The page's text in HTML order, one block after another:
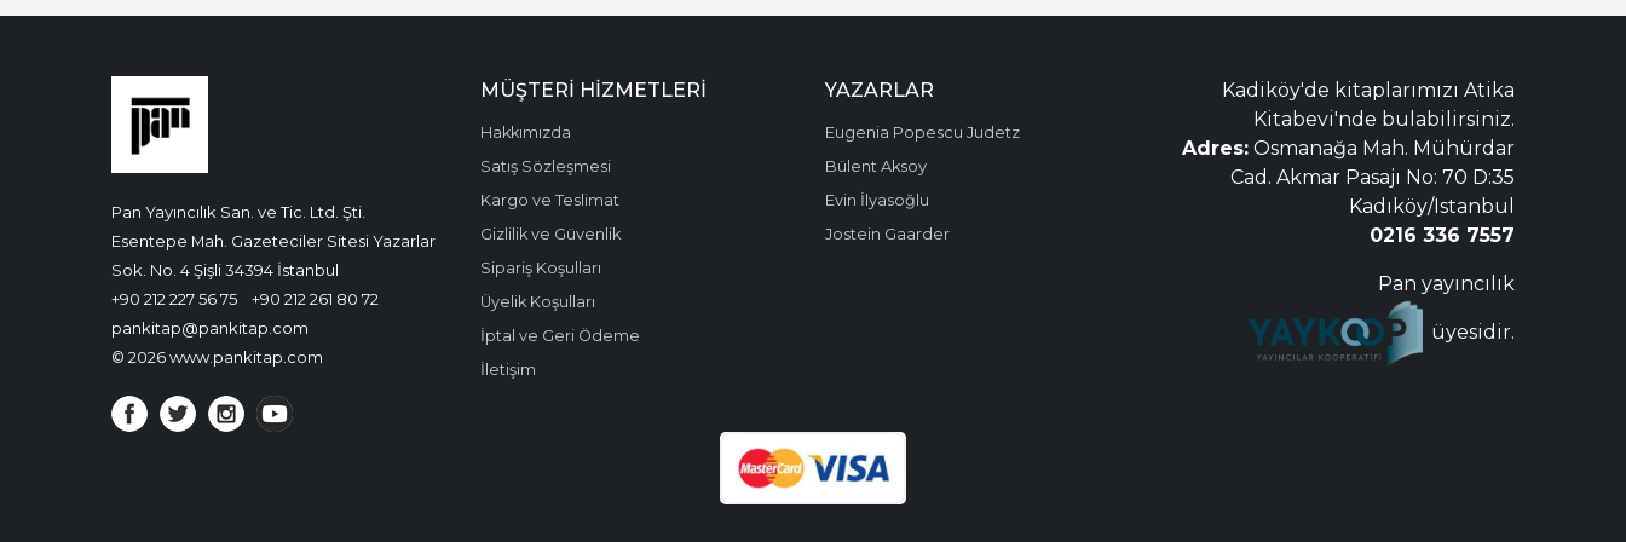
Pan Yayıncılık San. ve Tic. Ltd. Şti.
Esentepe Mah. Gazeteciler Sitesi Yazarlar
Sok. No. 4 Şişli 34394 İstanbul
+90 212 227 56 75
+90 212 261 80 72
pankitap@pankitap.com
© 2026 www.pankitap.com
MÜŞTERI HIZMETLERI
Hakkımızda
Satış Sözleşmesi
Kargo ve Teslimat
Gizlilik ve Güvenlik
Sipariş Koşulları
Üyelik Koşulları
İptal ve Geri Ödeme
İletişim
YAZARLAR
Eugenia Popescu Judetz
Bülent Aksoy
Evin İlyasoğlu
Jostein Gaarder
Kadiköy'de kitaplarımızı Atika
Kitabevi'nde bulabilirsiniz.
Adres: Osmanağa Mah. Mühürdar
Cad. Akmar Pasajı No: 70 D:35
Kadıköy/Istanbul
0216 336 7557
Pan yayıncılık
üyesidir.